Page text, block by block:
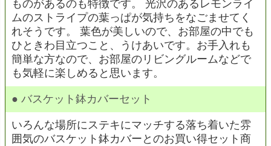
ものがあるのも特徴です。 光沢のあるレモンライ
ムのストライプの葉っぱが気持ちをなごませてく
れそうです。 葉色が美しいので、お部屋の中でも
ひときわ目立つこと、うけあいです。お手入れも
簡単な方なので、お部屋のリビングルームなどで
も気軽に楽しめると思います。
● バスケット鉢カバーセット
いろんな場所にステキにマッチする落ち着いた雰
囲気のバスケット鉢カバーとのお買い得セット商